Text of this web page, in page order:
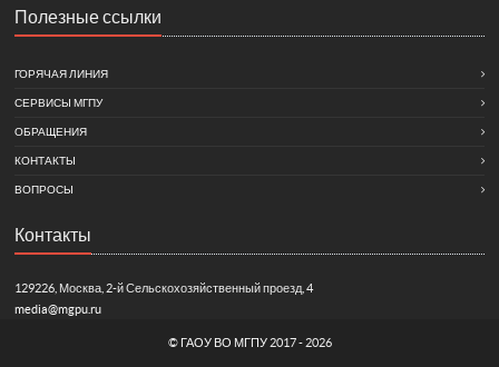
Полезные ссылки
ГОРЯЧАЯ ЛИНИЯ
СЕРВИСЫ МГПУ
ОБРАЩЕНИЯ
КОНТАКТЫ
ВОПРОСЫ
Контакты
129226, Москва, 2-й Сельскохозяйственный проезд, 4
media@mgpu.ru
© ГАОУ ВО МГПУ 2017 - 2026